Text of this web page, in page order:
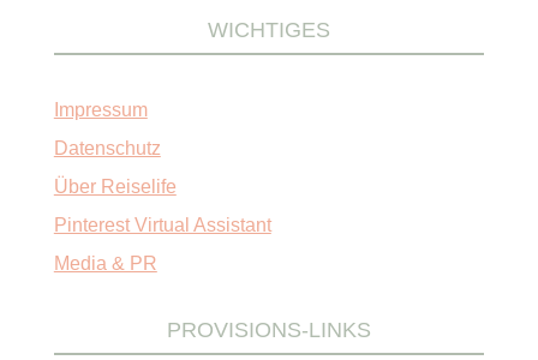
WICHTIGES
Impressum
Datenschutz
Über Reiselife
Pinterest Virtual Assistant
Media & PR
PROVISIONS-LINKS